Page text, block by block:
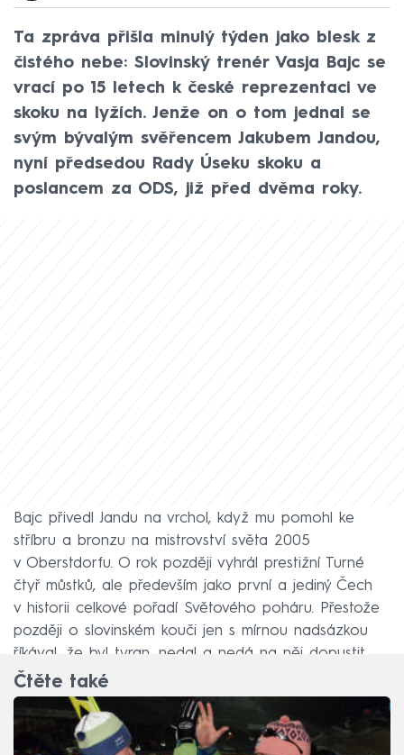
Ta zpráva přišla minulý týden jako blesk z
čistého nebe: Slovinský trenér Vasja Bajc se
vrací po 15 letech k české reprezentaci ve
skoku na lyžích. Jenže on o tom jednal se
svým bývalým svěřencem Jakubem Jandou,
nyní předsedou Rady Úseku skoku a
poslancem za ODS, již před dvěma roky.
Bajc přivedl Jandu na vrchol, když mu pomohl ke
stříbru a bronzu na mistrovství světa 2005
v Oberstdorfu. O rok později vyhrál prestižní Turné
čtyř můstků, ale především jako první a jediný Čech
v historii celkové pořadí Světového poháru. Přestože
později o slovinském kouči jen s mírnou nadsázkou
říkával, že byl tyran, nedal a nedá na něj dopustit.
Čtěte také